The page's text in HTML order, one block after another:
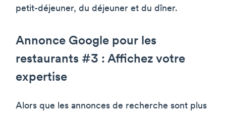
petit-déjeuner, du déjeuner et du dîner.
Annonce Google pour les
restaurants #3 : Affichez votre
expertise
Alors que les annonces de recherche sont plus